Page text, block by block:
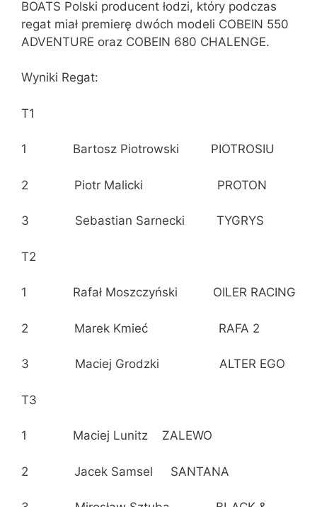
BOATS Polski producent łodzi, który podczas
regat miał premierę dwóch modeli COBEIN 550
ADVENTURE oraz COBEIN 680 CHALENGE.
Wyniki Regat:
T1
1 Bartosz Piotrowski PIOTROSIU
2 Piotr Malicki PROTON
3 Sebastian Sarnecki TYGRYS
T2
1 Rafał Moszczyński OILER RACING
2 Marek Kmieć RAFA 2
3 Maciej Grodzki ALTER EGO
T3
1 Maciej Lunitz ZALEWO
2 Jacek Samsel SANTANA